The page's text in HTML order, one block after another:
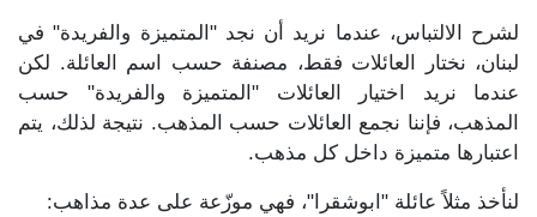
لشرح الالتباس، عندما نريد أن نجد "المتميزة والفريدة" في
لبنان، نختار العائلات فقط، مصنفة حسب اسم العائلة. لكن
عندما نريد اختيار العائلات "المتميزة والفريدة" حسب
المذهب، فإننا نجمع العائلات حسب المذهب. نتيجة لذلك، يتم
اعتبارها متميزة داخل كل مذهب.
لنأخذ مثلاً عائلة "ابوشقرا"، فهي موزّعة على عدة مذاهب: